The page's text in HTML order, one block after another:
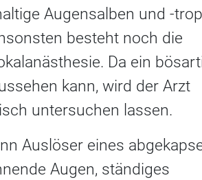
Augensalben und -
besteht noch die
Da ein
kann, wird der Arzt
untersuchen lassen.
Auslöser eines
Augen, ständiges